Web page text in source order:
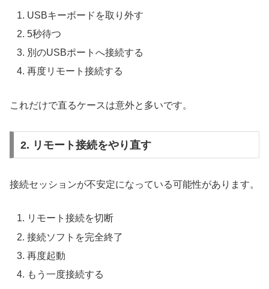
USBキーボードを取り外す
5秒待つ
別のUSBポートへ接続する
再度リモート接続する
これだけで直るケースは意外と多いです。
2. リモート接続をやり直す
接続セッションが不安定になっている可能性があります。
リモート接続を切断
接続ソフトを完全終了
再度起動
もう一度接続する